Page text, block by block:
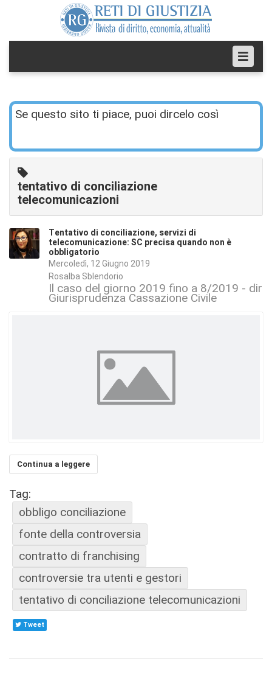
Se questo sito ti piace, puoi dircelo così
tentativo di conciliazione
telecomunicazioni
Tentativo di conciliazione, servizi di
telecomunicazione: SC precisa quando non è
obbligatorio
Mercoledì, 12 Giugno 2019
Rosalba Sblendorio
Il caso del giorno 2019 fino a 8/2019 -
Giurisprudenza Cassazione Civile
Continua a leggere
Tag:
obbligo conciliazione
fonte della controversia
contratto di franchising
controversie tra utenti e gestori
tentativo di conciliazione telecomunicazioni
Tweet